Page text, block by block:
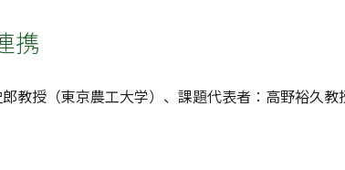
携
教授（東京農工大学）、課題代表者：高野裕久